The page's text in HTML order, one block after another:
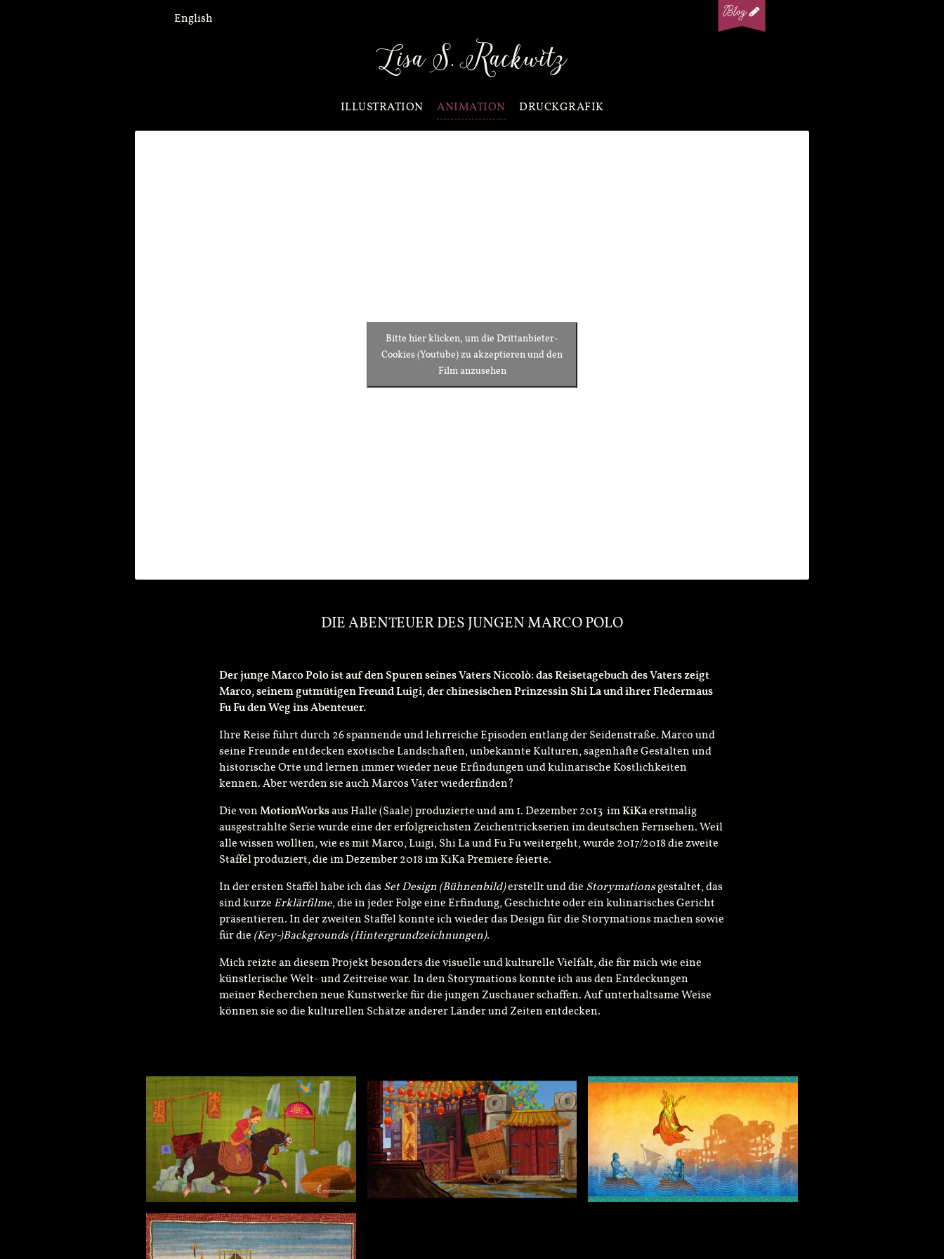
Lisa S. Rackwitz
ILLUSTRATION ANIMATION DRUCKGRAFIK
English
Bitte hier klicken, um die Drittanbieter-
Cookies (Youtube) zu akzeptieren und den
Film anzusehen
DIE ABENTEUER DES JUNGEN MARCO POLO
Der junge Marco Polo ist auf den Spuren seines Vaters Niccolò: das Reisetagebuch des Vaters zeigt
Marco, seinem gutmütigen Freund Luigi, der chinesischen Prinzessin Shi La und ihrer Fledermaus
Fu Fu den Weg ins Abenteuer.
Ihre Reise führt durch 26 spannende und lehrreiche Episoden entlang der Seidenstraße. Marco und
seine Freunde entdecken exotische Landschaften, unbekannte Kulturen, sagenhafte Gestalten und
historische Orte und lernen immer wieder neue Erfindungen und kulinarische Köstlichkeiten
kennen. Aber werden sie auch Marcos Vater wiederfinden?
Die von MotionWorksaus Halle (Saale) produzierte und am 1. Dezember 2013 imKiKaerstmalig
ausgestrahlte Serie wurde eine der erfolgreichsten Zeichentrickserien im deutschen Fernsehen. Weil
alle wissen wollten, wie es mit Marco, Luigi, Shi La und Fu Fu weitergeht, wurde 2017/2018 die zweite
Staffel produziert, die im Dezember 2018 im KiKa Premiere feierte.
In der ersten Staffel habe ich das Set Design (Bühnenbild)erstellt und die Storymationsgestaltet, das
sind kurze Erklärfilme, die in jeder Folge eine Erfindung, Geschichte oder ein kulinarisches Gericht
präsentieren. In der zweiten Staffel konnte ich wieder das Design für die Storymations machen sowie
für die (Key-)Backgrounds (Hintergrundzeichnungen).
Mich reizte an diesem Projekt besonders die visuelle und kulturelle Vielfalt, die für mich wie eine
künstlerische Welt- und Zeitreise war. In den Storymations konnte ich aus den Entdeckungen
meiner Recherchen neue Kunstwerke für die jungen Zuschauer schaffen. Auf unterhaltsame Weise
können sie so die kulturellen Schätze anderer Länder und Zeiten entdecken.